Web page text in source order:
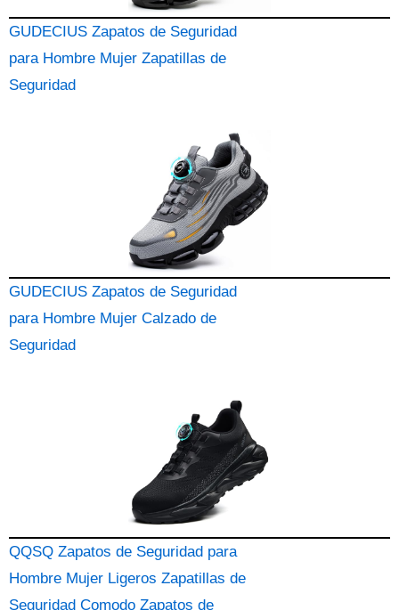
GUDECIUS Zapatos de Seguridad
para Hombre Mujer Zapatillas de
Seguridad
GUDECIUS Zapatos de Seguridad
para Hombre Mujer Calzado de
Seguridad
QQSQ Zapatos de Seguridad para
Hombre Mujer Ligeros Zapatillas de
Seguridad Comodo Zapatos de